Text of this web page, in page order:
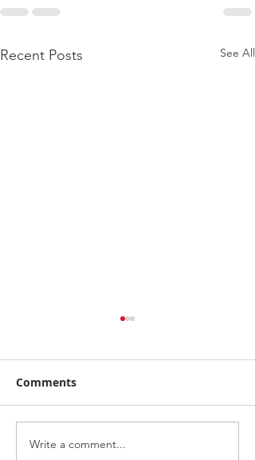
Recent Posts See All
คาลเท็กซ์ ได้รับการรับรอง
Comments
Write a comment...